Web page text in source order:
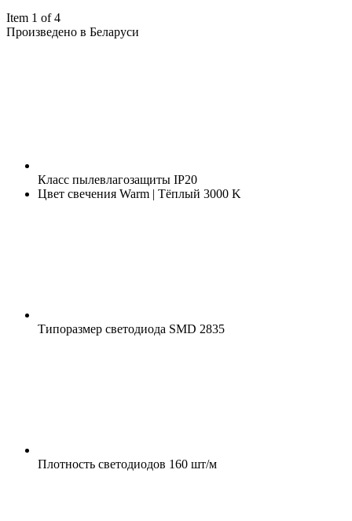
Item 1 of 4
Произведено в Беларуси
Класс пылевлагозащиты IP20
Цвет свечения Warm | Тёплый 3000 K
Типоразмер светодиода SMD 2835
Плотность светодиодов 160 шт/м